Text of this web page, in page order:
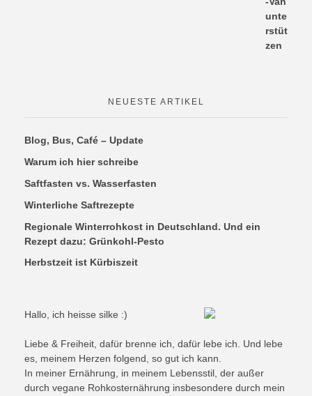
NEUESTE ARTIKEL
Blog, Bus, Café – Update
Warum ich hier schreibe
Saftfasten vs. Wasserfasten
Winterliche Saftrezepte
Regionale Winterrohkost in Deutschland. Und ein
Rezept dazu: Grünkohl-Pesto
Herbstzeit ist Kürbiszeit
Hallo, ich heisse silke :)
Liebe & Freiheit, dafür brenne ich, dafür lebe ich. Und lebe
es, meinem Herzen folgend, so gut ich kann.
In meiner Ernährung, in meinem Lebensstil, der außer
durch vegane Rohkosternährung insbesondere durch mein